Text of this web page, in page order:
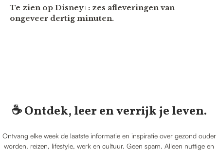
Te zien op Disney+: zes afleveringen van
ongeveer dertig minuten.
☕️ Ontdek, leer en verrijk je leven.
Ontvang elke week de laatste informatie en inspiratie over gezond ouder
worden, reizen, lifestyle, werk en cultuur. Geen spam. Alleen nuttige en